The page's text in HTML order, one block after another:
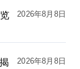
2026年8月8日
2026年8月8日